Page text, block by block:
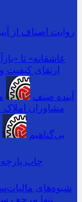
روایت اصناف از
عاشقانه» تا
ارتقای
آینده صنف
مشاوران املاک
بی‌گناهیم
چاپ
شیوه‌های